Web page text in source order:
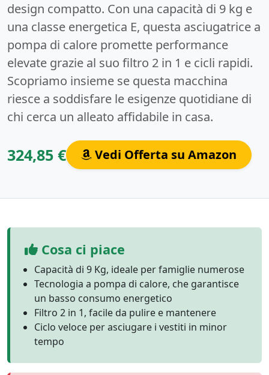
design compatto. Con una capacità di 9 kg e
una classe energetica E, questa asciugatrice a
pompa di calore promette performance
elevate grazie al suo filtro 2 in 1 e cicli rapidi.
Scopriamo insieme se questa macchina
riesce a soddisfare le esigenze quotidiane di
chi cerca un alleato affidabile in casa.
324,85 € Vedi Offerta su Amazon
Cosa ci piace
Capacità di 9 Kg, ideale per famiglie numerose
Tecnologia a pompa di calore, che garantisce
un basso consumo energetico
Filtro 2 in 1, facile da pulire e mantenere
Ciclo veloce per asciugare i vestiti in minor
tempo